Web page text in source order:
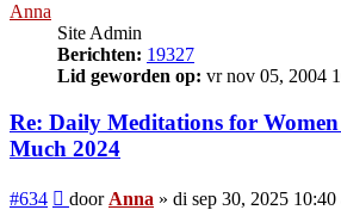
Anna
Site Admin
Berichten: 19327
Lid geworden op: vr nov 05, 2004
Re: Daily Meditations for
Much 2024
#634 Bericht
door Anna » di sep 30, 2025 10:40